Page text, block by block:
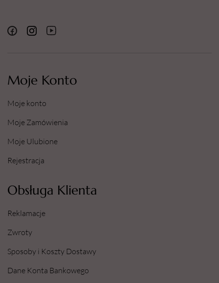
Moje Konto
Moje konto
Moje Zamówienia
Moje Ulubione
Rejestracja
Obsługa Klienta
Reklamacje
Zwroty
Sposoby i Koszty Dostawy
Dane Konta Bankowego